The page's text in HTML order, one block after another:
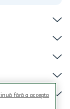
și care accepta
se acorda in
promotiei.
Auchan
fără a accepta